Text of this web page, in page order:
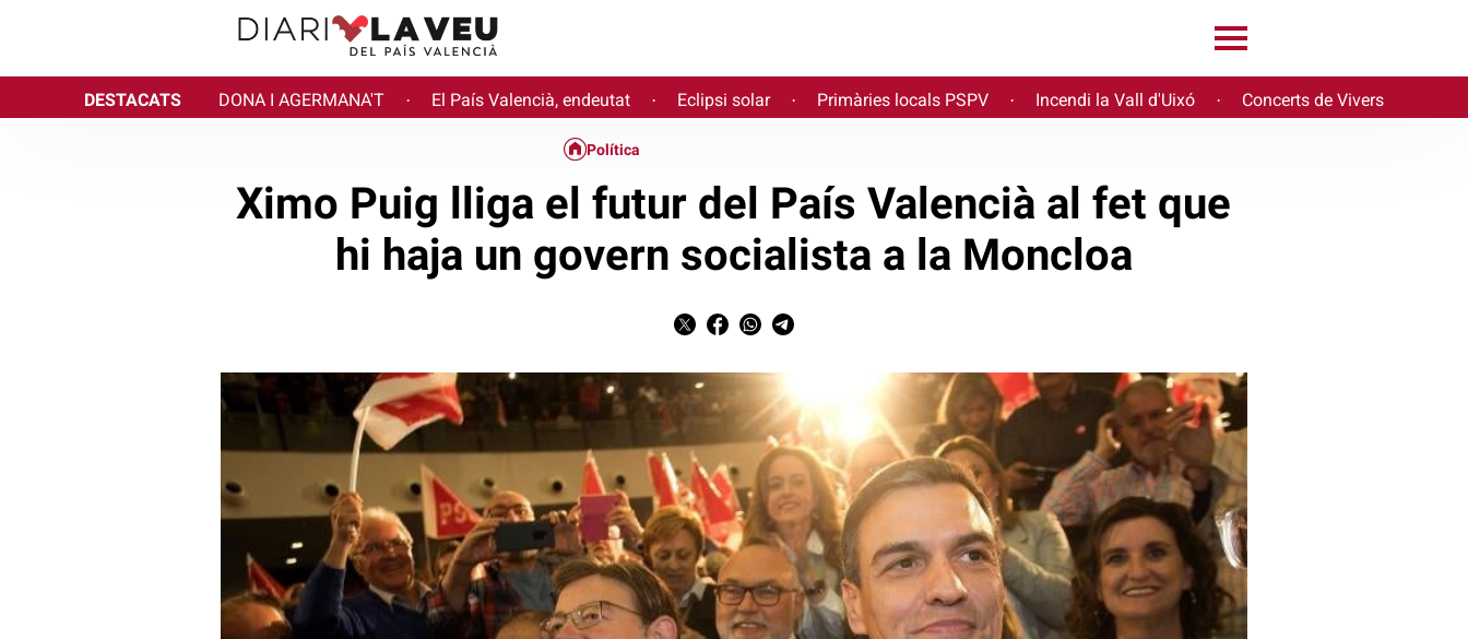
DESTACATS DONA I AGERMANA'T · El País Valencià, endeutat · Eclipsi solar · Primàries locals PSPV · Incendi la Vall d'Uixó · Concerts de Vivers
Política
Ximo Puig lliga el futur del País Valencià al fet que
hi haja un govern socialista a la Moncloa